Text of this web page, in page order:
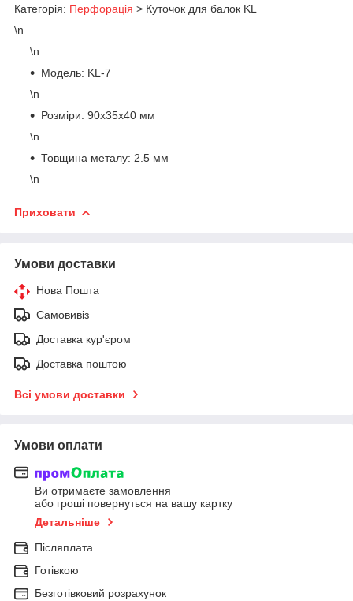
Категорія: Перфорація > Куточок для балок KL
\n
\n
Модель: KL-7
\n
Розміри: 90х35х40 мм
\n
Товщина металу: 2.5 мм
\n
Приховати
Умови доставки
Нова Пошта
Самовивіз
Доставка кур'єром
Доставка поштою
Всі умови доставки
Умови оплати
Ви отримаєте замовлення
або гроші повернуться на вашу картку
Детальніше
Післяплата
Готівкою
Безготівковий розрахунок